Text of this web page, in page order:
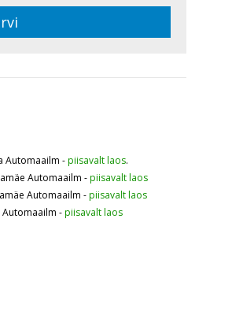
Automaailm -piisavalt laos.
Automaailm -piisavalt laos
Automaailm -piisavalt laos
Automaailm -piisavalt laos